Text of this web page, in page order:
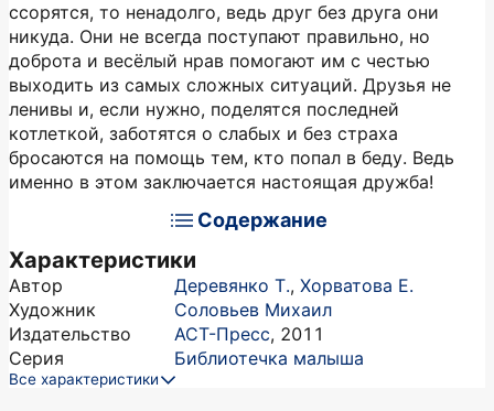
ссорятся, то ненадолго, ведь друг без друга они
никуда. Они не всегда поступают правильно, но
доброта и весёлый нрав помогают им с честью
выходить из самых сложных ситуаций. Друзья не
ленивы и, если нужно, поделятся последней
котлеткой, заботятся о слабых и без страха
бросаются на помощь тем, кто попал в беду. Ведь
именно в этом заключается настоящая дружба!
Содержание
Характеристики
Автор Деревянко Т., Хорватова Е.
Художник
Соловьев Михаил
Издательство
АСТ-Пресс, 2011
Серия
Библиотечка малыша
Все характеристики